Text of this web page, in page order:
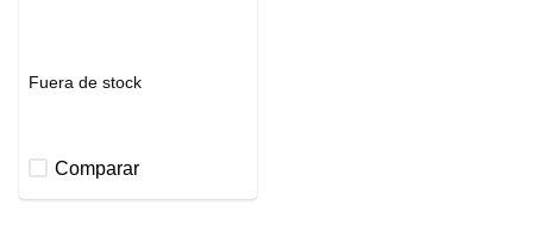
Fuera de stock
Comparar